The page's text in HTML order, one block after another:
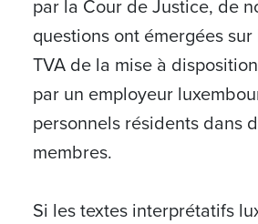
par la Cour de Justice, de
questions ont émergées
TVA de la mise à
par un employeur
personnels résidents dans
membres.
Si les textes interprétatifs